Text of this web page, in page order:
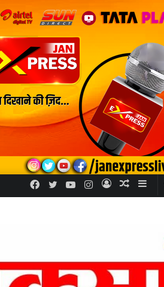
Random
Log
Instagram
YouTube
Twitter
Facebook